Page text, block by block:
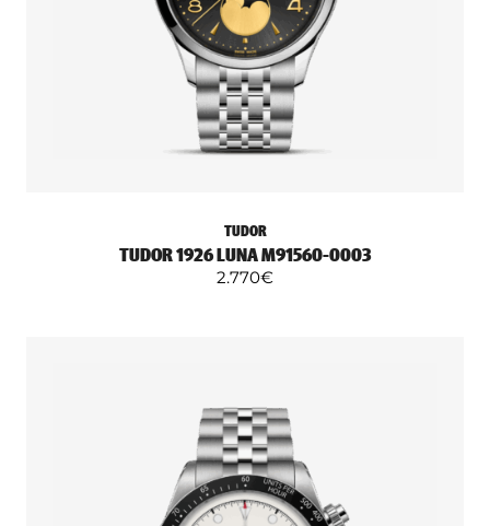
TUDOR
TUDOR 1926 LUNA M91560-0003
2.770€